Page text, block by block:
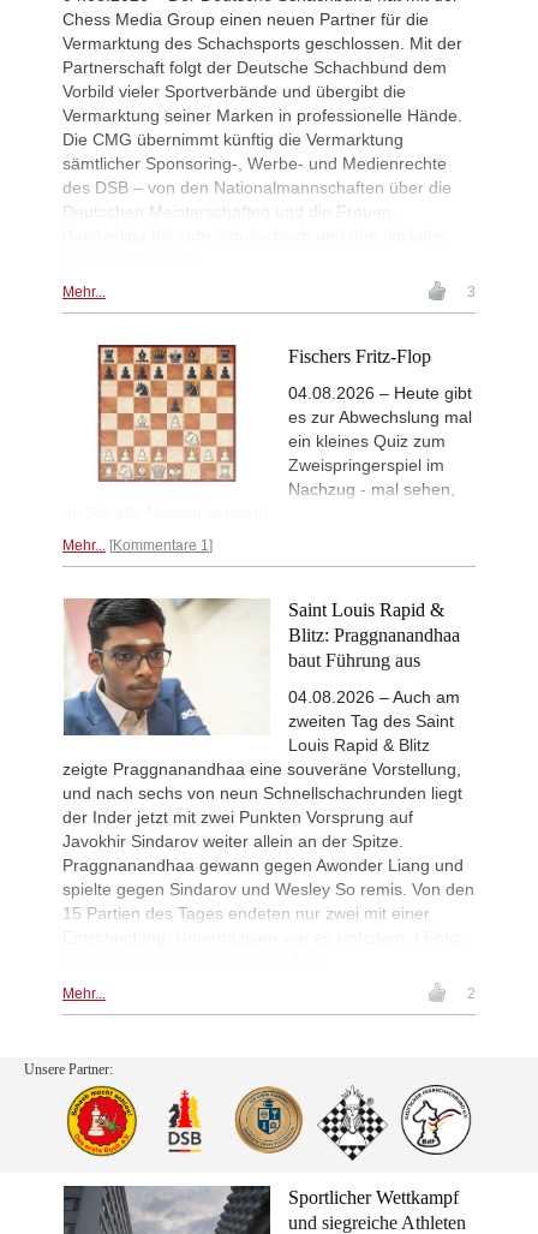
Chess Media Group einen neuen Partner für die
Vermarktung des Schachsports geschlossen. Mit der
Partnerschaft folgt der Deutsche Schachbund dem
Vorbild vieler Sportverbände und übergibt die
Vermarktung seiner Marken in professionelle Hände.
Die CMG übernimmt künftig die Vermarktung
sämtlicher Sponsoring-, Werbe- und Medienrechte
des DSB – von den Nationalmannschaften über die
Deutschen Meisterschaften und die Frauen-
Mehr... 3
Fischers Fritz-Flop
04.08.2026 – Heute gibt
es zur Abwechslung mal
ein kleines Quiz zum
Zweispringerspiel im
Nachzug - mal sehen,
Mehr... Kommentare 1
Saint Louis Rapid &
Blitz: Praggnanandhaa
baut Führung aus
04.08.2026 – Auch am
zweiten Tag des Saint
Louis Rapid & Blitz
zeigte Praggnanandhaa eine souveräne Vorstellung,
und nach sechs von neun Schnellschachrunden liegt
der Inder jetzt mit zwei Punkten Vorsprung auf
Javokhir Sindarov weiter allein an der Spitze.
Praggnanandhaa gewann gegen Awonder Liang und
spielte gegen Sindarov und Wesley So remis. Von den
15 Partien des Tages endeten nur zwei mit einer
Mehr... 2
Unsere Partner:
Sportlicher Wettkampf
und siegreiche Athleten